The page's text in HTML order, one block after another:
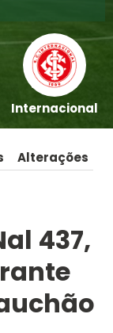
Internacional
Alterações
437,